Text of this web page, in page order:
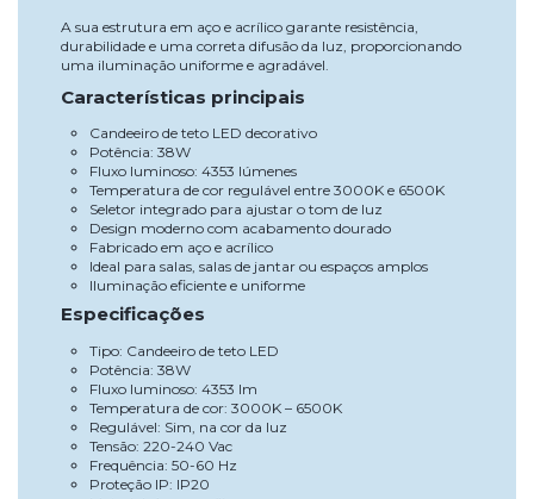
A sua estrutura em aço e acrílico garante resistência,
durabilidade e uma correta difusão da luz, proporcionando
uma iluminação uniforme e agradável.
Características principais
Candeeiro de teto LED decorativo
Potência: 38W
Fluxo luminoso: 4353 lúmenes
Temperatura de cor regulável entre 3000K e 6500K
Seletor integrado para ajustar o tom de luz
Design moderno com acabamento dourado
Fabricado em aço e acrílico
Ideal para salas, salas de jantar ou espaços amplos
Iluminação eficiente e uniforme
Especificações
Tipo: Candeeiro de teto LED
Potência: 38W
Fluxo luminoso: 4353 lm
Temperatura de cor: 3000K – 6500K
Regulável: Sim, na cor da luz
Tensão: 220-240 Vac
Frequência: 50-60 Hz
Proteção IP: IP20